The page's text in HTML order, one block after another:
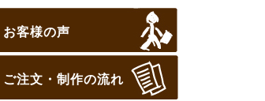
お客様の声
ご注文・制作の流れ